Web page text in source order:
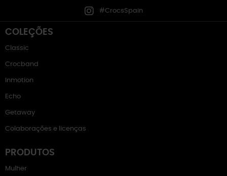
#CrocsSpain
COLEÇÕES
Classic
Crocband
Inmotion
Echo
Getaway
Colaborações e licenças
PRODUTOS
Mulher